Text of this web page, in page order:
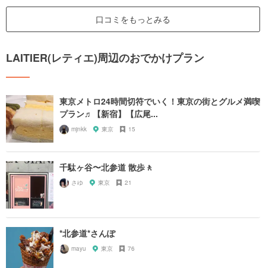
口コミをもっとみる
LAITIER(レティエ)周辺のおでかけプラン
東京メトロ24時間切符でいく！東京の街とグルメ満喫
プラン♬【新宿】【広尾...
mjnkk 東京 15
千駄ヶ谷〜北参道 散歩🚶
さゆ 東京 21
*北参道*さんぽ
mayu 東京 76